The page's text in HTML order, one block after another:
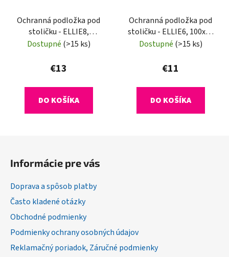
Ochranná podložka pod
stoličku - ELLIE8,
120x120 cm, 0,8 mm
Dostupné (>15 ks)
€13
DO KOŠÍKA
Ochranná podložka pod
stoličku - ELLIE6, 100x70
cm, 0,8 mm
Dostupné (>15 ks)
€11
DO KOŠÍKA
Informácie pre vás
Doprava a spôsob platby
Často kladené otázky
Obchodné podmienky
Podmienky ochrany osobných údajov
Reklamačný poriadok, Záručné podmienky